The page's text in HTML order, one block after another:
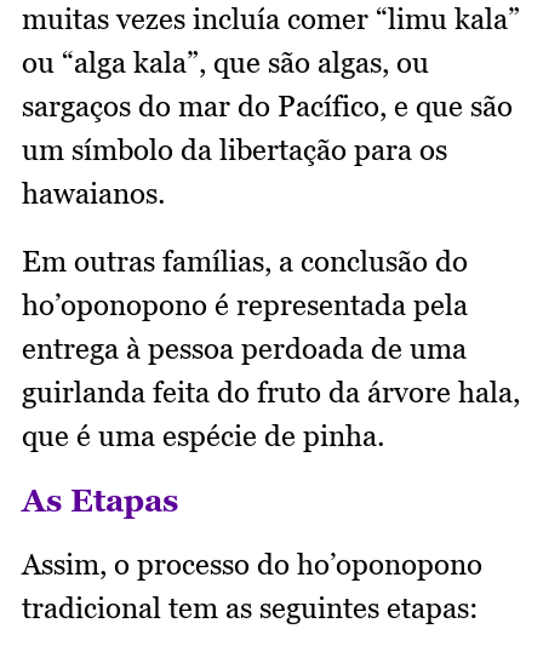
muitas vezes incluía comer “limu kala”
ou “alga kala”, que são algas, ou
sargaços do mar do Pacífico, e que são
um símbolo da libertação para os
hawaianos.
Em outras famílias, a conclusão do
ho’oponopono é representada pela
entrega à pessoa perdoada de uma
guirlanda feita do fruto da árvore hala,
que é uma espécie de pinha.
As Etapas
Assim, o processo do ho’oponopono
tradicional tem as seguintes etapas: